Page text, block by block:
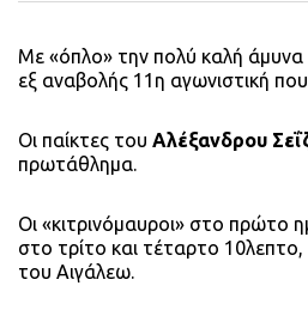
Με «όπλο» την πολύ καλή
εξ αναβολής 11η αγωνιστική
Οι παίκτες του Αλέξανδρου
πρωτάθλημα.
Οι «κιτρινόμαυροι» στο πρώτο
στο τρίτο και τέταρτο
του Αιγάλεω.